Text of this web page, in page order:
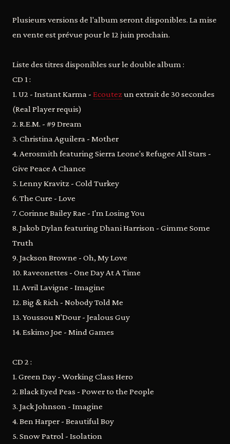
Plusieurs versions de l'album seront disponibles. La mise
en vente est prévue pour le 12 juin prochain.
Liste des titres disponibles sur le double album :
CD 1 :
1. U2 - Instant Karma - Ecoutezun extrait de 30 secondes
(Real Player requis)
2. R.E.M. - #9 Dream
3. Christina Aguilera - Mother
4. Aerosmith featuring Sierra Leone's Refugee All Stars -
Give Peace A Chance
5. Lenny Kravitz - Cold Turkey
6. The Cure - Love
7. Corinne Bailey Rae - I'm Losing You
8. Jakob Dylan featuring Dhani Harrison - Gimme Some
Truth
9. Jackson Browne - Oh, My Love
10. Raveonettes - One Day At A Time
11. Avril Lavigne - Imagine
12. Big & Rich - Nobody Told Me
13. Youssou N'Dour - Jealous Guy
14. Eskimo Joe - Mind Games
CD 2 :
1. Green Day - Working Class Hero
2. Black Eyed Peas - Power to the People
3. Jack Johnson - Imagine
4. Ben Harper - Beautiful Boy
5. Snow Patrol - Isolation